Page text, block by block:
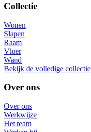
Collectie
Wonen
Slapen
Raam
Vloer
Wand
Bekijk de volledige collectie
Over ons
Over ons
Werkwijze
Het team